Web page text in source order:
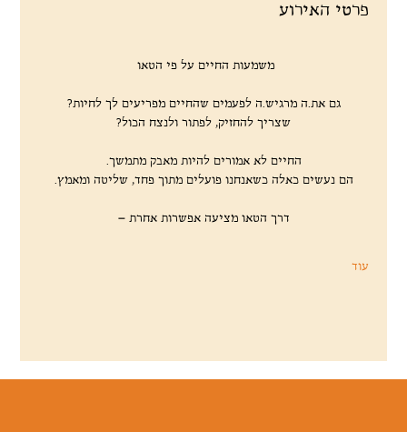
פרטי האירוע
משמעות החיים על פי הטאו
גם את.ה מרגיש.ה לפעמים שהחיים מפריעים לך לחיות?
שצריך להחזיק, לפתור ולנצח הכול?
החיים לא אמורים להיות מאבק מתמשך.
הם נעשים כאלה כשאנחנו פועלים מתוך פחד, שליטה ומאמץ.
דרך הטאו מציעה אפשרות אחרת –
עוד